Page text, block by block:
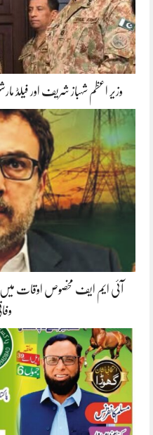
وزیر اعظم شہباز شریف اور فیلڈ
آئی ایم ایف مخصوص اوقات میں